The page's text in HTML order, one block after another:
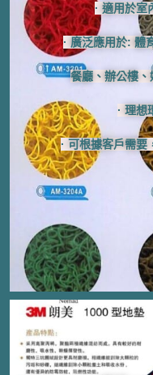
· 適用於室
· 廣泛應用於: 體
餐廳、 辦公樓、
· 理想
· 可根據客戶需要